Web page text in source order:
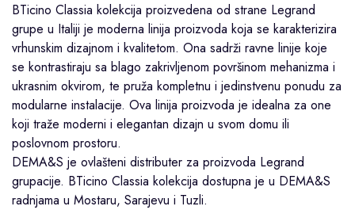
BTicino Classia kolekcija proizvedena od strane Legrand
grupe u Italiji je moderna linija proizvoda koja se karakterizira
vrhunskim dizajnom i kvalitetom. Ona sadrži ravne linije koje
se kontrastiraju sa blago zakrivljenom površinom mehanizma i
ukrasnim okvirom, te pruža kompletnu i jedinstvenu ponudu za
modularne instalacije. Ova linija proizvoda je idealna za one
koji traže moderni i elegantan dizajn u svom domu ili
poslovnom prostoru.
DEMA&S je ovlašteni distributer za proizvoda Legrand
grupacije. BTicino Classia kolekcija dostupna je u DEMA&S
radnjama u Mostaru, Sarajevu i Tuzli.